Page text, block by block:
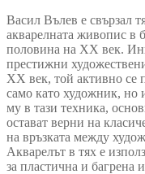
Васил Вълев е свързал
акварелната живопис в
половина на ХХ век.
престижни
ХХ век, той активно се
само като художник, но
му в тази техника,
остават верни на
на връзката между
Акварелът в тях е
за пластична и багрена